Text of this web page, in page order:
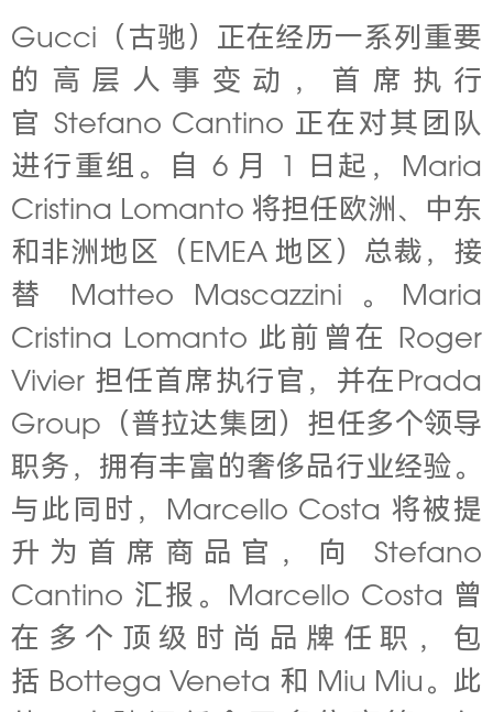
Gucci（古驰）正在经历一系列重要
的高层人事变动，首席执行
官 Stefano Cantino 正在对其团队
进行重组。自 6 月 1 日起，Maria
Cristina Lomanto 将担任欧洲、中东
和非洲地区（EMEA 地区）总裁，接
替 Matteo Mascazzini 。Maria
Cristina Lomanto 此前曾在 Roger
Vivier 担任首席执行官，并在Prada
Group（普拉达集团）担任多个领导
职务，拥有丰富的奢侈品行业经验。
与此同时，Marcello Costa 将被提
升为首席商品官，向 Stefano
Cantino 汇报。Marcello Costa 曾
在多个顶级时尚品牌任职，包
括 Bottega Veneta 和 Miu Miu。 此